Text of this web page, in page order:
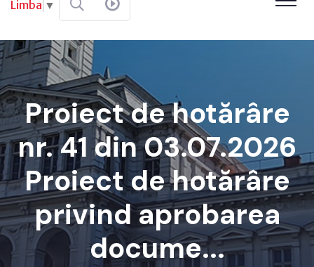
Limba ▼
Proiect de hotărâre
nr. 41 din 03.07.2026
Proiect de hotărâre
privind aprobarea
docume...